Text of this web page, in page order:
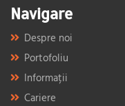
Navigare
Despre noi
Portofoliu
Informații
Cariere